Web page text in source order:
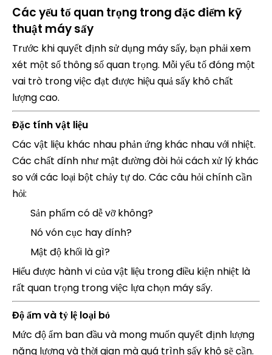
Các yếu tố quan trọng trong đặc điểm kỹ
thuật máy sấy
Trước khi quyết định sử dụng máy sấy, bạn phải xem
xét một số thông số quan trọng. Mỗi yếu tố đóng một
vai trò trong việc đạt được hiệu quả sấy khô chất
lượng cao.
Đặc tính vật liệu
Các vật liệu khác nhau phản ứng khác nhau với nhiệt.
Các chất dính như mật đường đòi hỏi cách xử lý khác
so với các loại bột chảy tự do. Các câu hỏi chính cần
hỏi:
Sản phẩm có dễ vỡ không?
Nó vón cục hay dính?
Mật độ khối là gì?
Hiểu được hành vi của vật liệu trong điều kiện nhiệt là
rất quan trọng trong việc lựa chọn máy sấy.
Độ ẩm và tỷ lệ loại bỏ
Mức độ ẩm ban đầu và mong muốn quyết định lượng
năng lượng và thời gian mà quá trình sấy khô sẽ cần.